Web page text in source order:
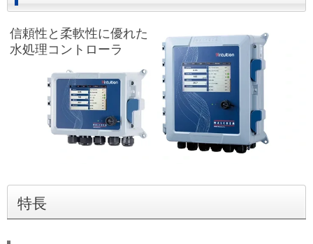
信頼性と柔軟性に優れた
水処理コントローラ
特長